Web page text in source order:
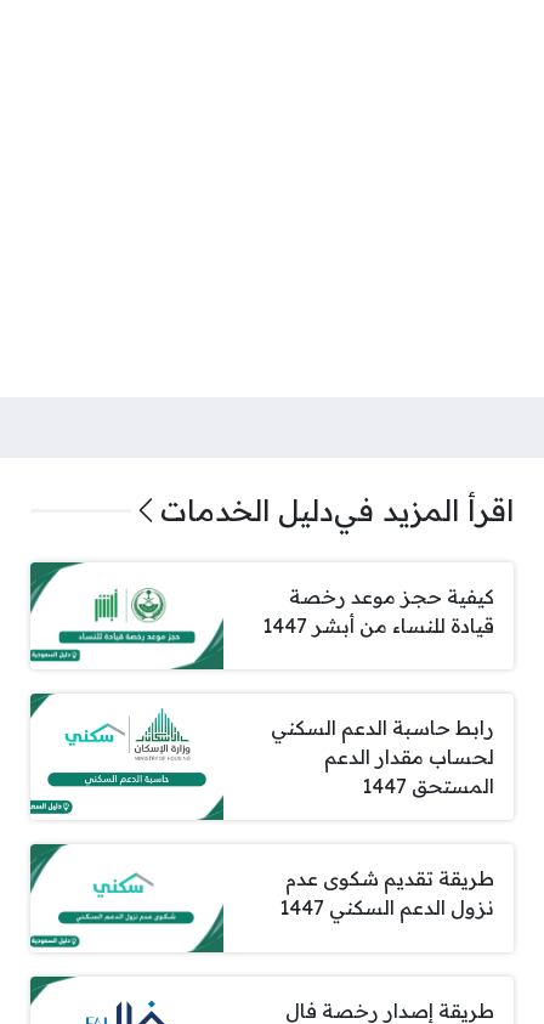
اقرأ المزيد فيدليل الخدمات
كيفية حجز موعد رخصة
قيادة للنساء من أبشر 1447
رابط حاسبة الدعم السكني
لحساب مقدار الدعم
المستحق 1447
طريقة تقديم شكوى عدم
نزول الدعم السكني 1447
طريقة إصدار رخصة فال